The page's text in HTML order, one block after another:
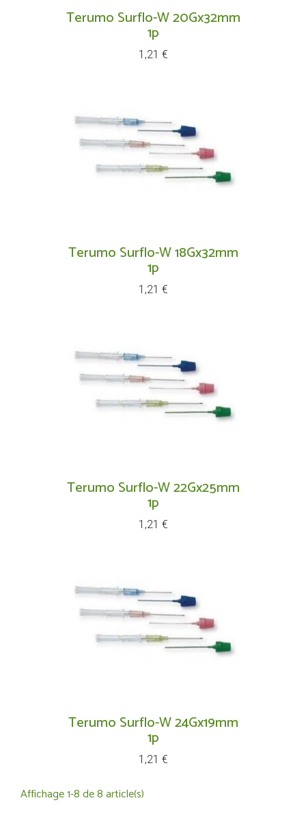
Terumo Surflo-W 20Gx32mm
1p
Prix
1,21 €
Terumo Surflo-W 18Gx32mm
1p
Prix
1,21 €
Terumo Surflo-W 22Gx25mm
1p
Prix
1,21 €
Terumo Surflo-W 24Gx19mm
1p
Prix
1,21 €
Affichage 1-8 de 8 article(s)